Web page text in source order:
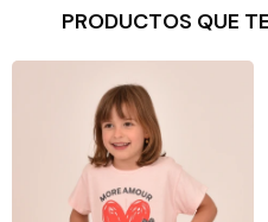
PRODUCTOS QUE